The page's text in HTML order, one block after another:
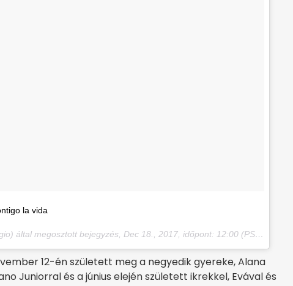
la vida
által megosztott bejegyzés, Dec 18., 2017, időpont: 12:00 (PST időzóna szerint)
12-én született meg a negyedik gyereke, Alana
Juniorral és a június elején született ikrekkel, Evával és